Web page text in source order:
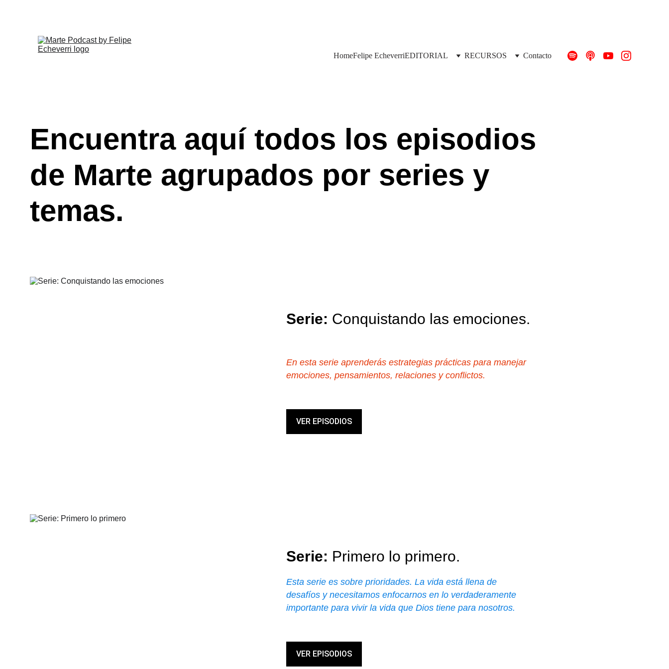
HomeFelipe EcheverriEDITORIAL RECURSOS Contacto
Encuentra aquí todos los episodios
de Marte agrupados por series y
temas.
Serie: Conquistando las emociones.
En esta serie aprenderás estrategias prácticas para manejar
emociones, pensamientos, relaciones y conflictos.
VER EPISODIOS
Serie: Primero lo primero.
Esta serie es sobre prioridades. La vida está llena de
desafíos y necesitamos enfocarnos en lo verdaderamente
importante para vivir la vida que Dios tiene para nosotros.
VER EPISODIOS